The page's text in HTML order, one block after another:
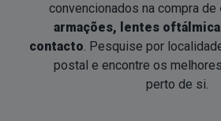
convencionados na compra de
armações, lentes
contacto. Pesquise por
postal e encontre os
perto de si.